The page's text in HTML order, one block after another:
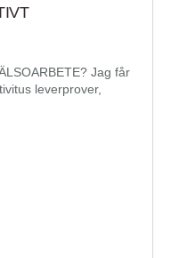
Jag får
leverprover,